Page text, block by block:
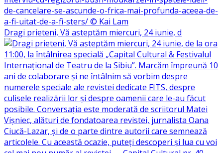
Dragi prieteni, Vă așteptăm miercuri, 24 iunie, d